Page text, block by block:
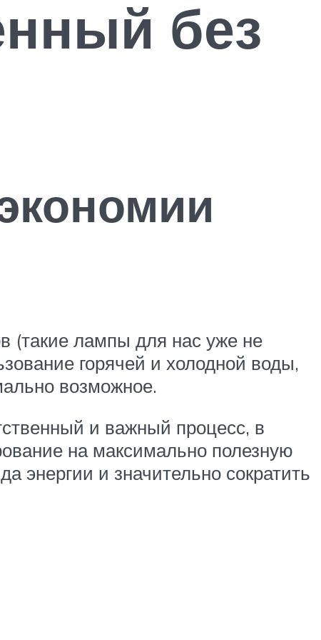
без
(такие лампы для нас уже не
горячей и холодной воды,
возможное.
и важный процесс, в
на максимально полезную
энергии и значительно сократить